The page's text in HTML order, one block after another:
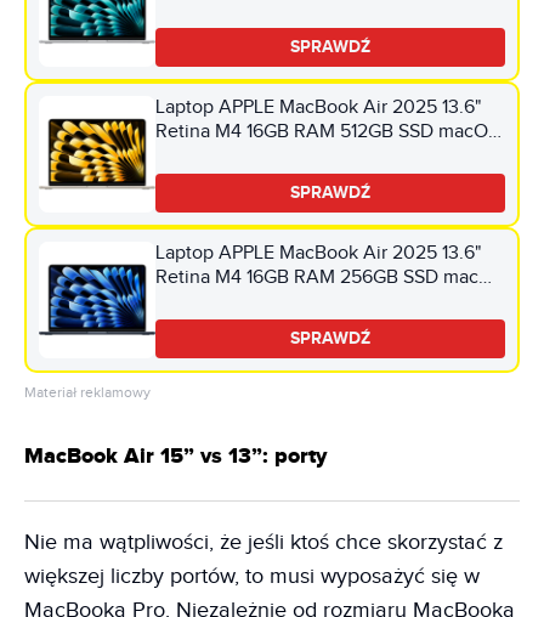
SPRAWDŹ
Laptop APPLE MacBook Air 2025 13.6"
Retina M4 16GB RAM 512GB SSD macOS
SPRAWDŹ
Laptop APPLE MacBook Air 2025 13.6"
Retina M4 16GB RAM 256GB SSD macOS
SPRAWDŹ
Materiał reklamowy
MacBook Air 15” vs 13”: porty
Nie ma wątpliwości, że jeśli ktoś chce skorzystać z
większej liczby portów, to musi wyposażyć się w
MacBooka Pro. Niezależnie od rozmiaru MacBooka